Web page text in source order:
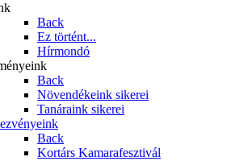
Back
Ez történt...
Hírmondó
Back
Növendékeink sikerei
Tanáraink sikerei
Back
Kortárs Kamarafesztivál